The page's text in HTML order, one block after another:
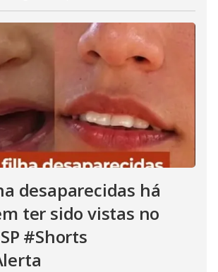
desaparecidas há
ter sido vistas no
#Shorts